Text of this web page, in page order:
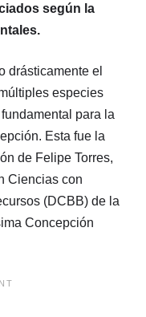
según la
drásticamente el
especies
para la
Esta fue la
de Felipe Torres,
Ciencias con
(DCBB) de la
Concepción